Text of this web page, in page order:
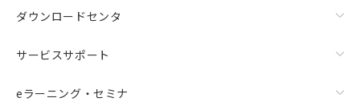
ダウンロードセンタ
サービスサポート
eラーニング・セミナ